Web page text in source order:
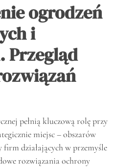
ogrodzeń
i
Przegląd
pełnią kluczową rolę przy
miejsc – obszarów
działających w przemyśle
rozwiązania ochrony